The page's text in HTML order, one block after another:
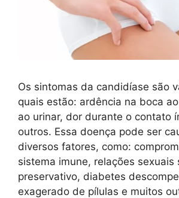
Os sintomas da candidíase são
quais estão: ardência na boca
ao urinar, dor durante o contato
outros. Essa doença pode ser
diversos fatores, como:
sistema imune, relações sexuais
preservativo, diabetes
exagerado de pílulas e muitos